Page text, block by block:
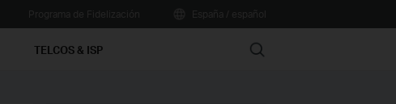
TELCOS & ISP Search